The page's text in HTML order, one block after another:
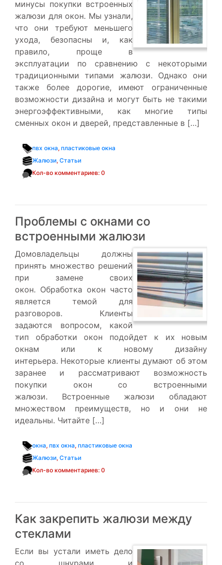
минусы покупки встроенных
жалюзи для окон. Мы узнали,
что они требуют меньшего
ухода, безопасны и, как
правило, проще в
эксплуатации по сравнению с некоторыми
традиционными типами жалюзи. Однако они
также более дорогие, имеют ограниченные
возможности дизайна и могут быть не такими
энергоэффективными, как многие типы
сменных окон и дверей, представленные в […]
пвх окна, пластиковые окна
Жалюзи, Статьи
Кол-во комментариев: 0
Проблемы с окнами со
встроенными жалюзи
Домовладельцы должны
принять множество решений
при замене своих
окон. Обработка окон часто
является темой для
разговоров. Клиенты
задаются вопросом, какой
тип обработки окон подойдет к их новым
окнам или к новому дизайну
интерьера. Некоторые клиенты думают об этом
заранее и рассматривают возможность
покупки окон со встроенными
жалюзи. Встроенные жалюзи обладают
множеством преимуществ, но и они не
идеальны. Читайте […]
окна, пвх окна, пластиковые окна
Жалюзи, Статьи
Кол-во комментариев: 0
Как закрепить жалюзи между
стеклами
Если вы устали иметь дело